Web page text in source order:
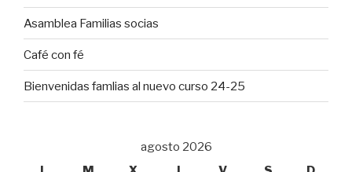
Asamblea Familias socias
Café con fé
Bienvenidas famlias al nuevo curso 24-25
agosto 2026